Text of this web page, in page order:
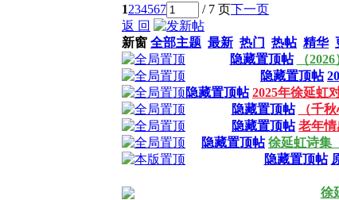
1234567 / 7 页下一页
返 回
新窗 全部主题 最新 热门 热帖 精华
隐藏置顶帖
（
隐藏置顶帖
隐藏置顶帖 2025年徐延虹
隐藏置顶帖
（千
隐藏置顶帖 老年情
隐藏置顶帖 徐延虹诗集
隐藏置顶帖
徐